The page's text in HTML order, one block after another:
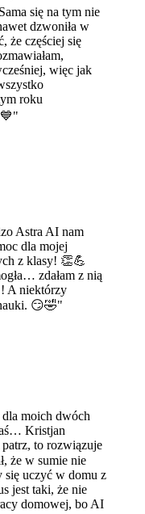
się na tym nie
dzwoniła w
że częściej się
więc jak
roku
Astra AI nam
dla mojej
z klasy! 👏💪
zdałam z nią
A niektórzy
😏🤣"
moich dwóch
Kristjan
to rozwiązuje
że w sumie nie
się uczyć w domu z
jest taki, że nie
domowej, bo AI